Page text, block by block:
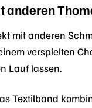
mit anderen
verspielten
Lauf lassen.
Textilband